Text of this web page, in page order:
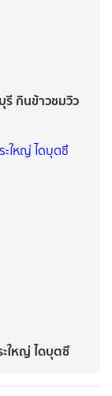
รี กินข้าวชมวิว
ใหญ่ ไดบุตซึ